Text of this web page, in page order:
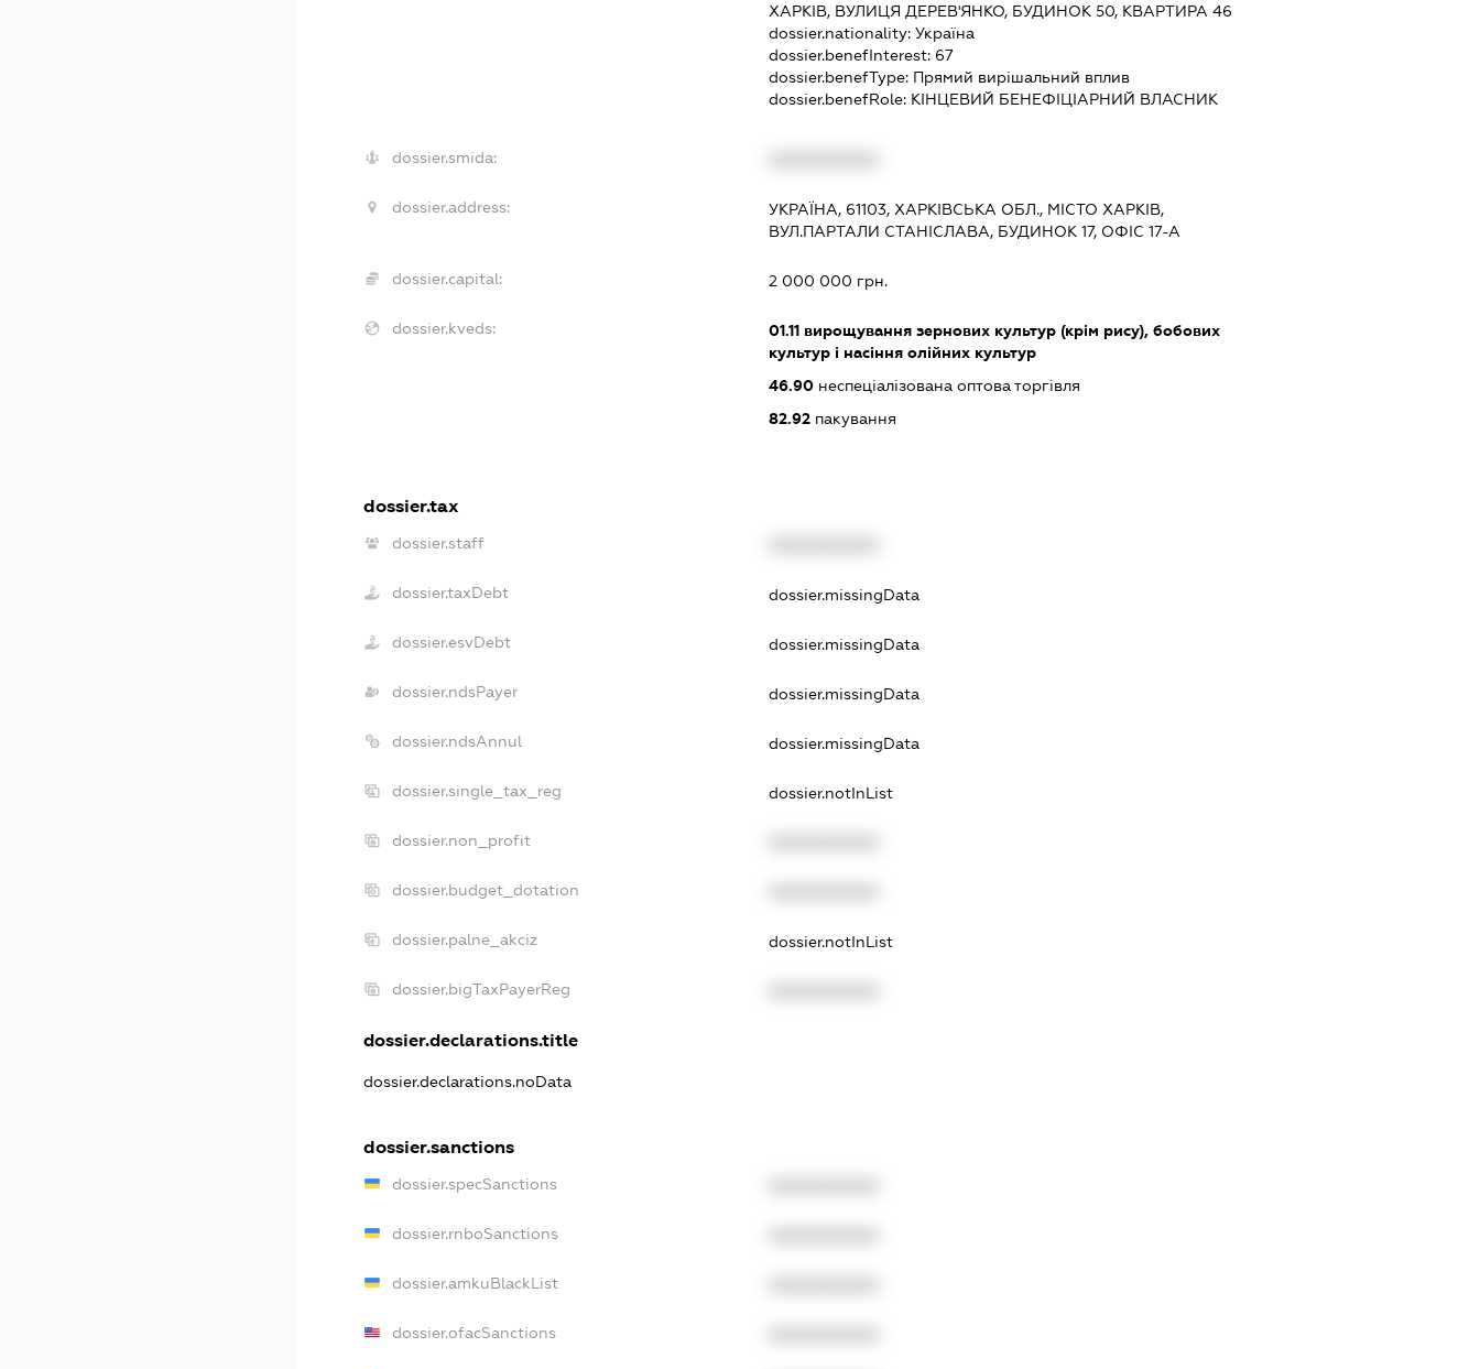
ХАРКІВ, ВУЛИЦЯ ДЕРЕВ'ЯНКО, БУДИНОК 50, КВАРТИРА 46
dossier.nationality:Україна
dossier.benefInterest: 67
dossier.benefType: Прямий вирішальний вплив
dossier.benefRole: КІНЦЕВИЙ БЕНЕФІЦІАРНИЙ ВЛАСНИК
dossier.smida:
dossier.address:
УКРАЇНА, 61103, ХАРКІВСЬКА ОБЛ., МІСТО ХАРКІВ,
ВУЛ.ПАРТАЛИ СТАНІСЛАВА, БУДИНОК 17, ОФІС 17-А
dossier.capital: 2 000 000 грн.
dossier.kveds: 01.11 вирощування зернових культур (крім рису), бобових
культур і насіння олійних культур
46.90 неспеціалізована оптова торгівля
82.92 пакування
dossier.tax
dossier.staff
dossier.taxDebt dossier.missingData
dossier.esvDebt dossier.missingData
dossier.ndsPayer dossier.missingData
dossier.ndsAnnul dossier.missingData
dossier.single_tax_reg dossier.notInList
dossier.non_profit
dossier.budget_dotation
dossier.palne_akciz dossier.notInList
dossier.bigTaxPayerReg
dossier.declarations.title
dossier.declarations.noData
dossier.sanctions
dossier.specSanctions
dossier.rnboSanctions
dossier.amkuBlackList
dossier.ofacSanctions